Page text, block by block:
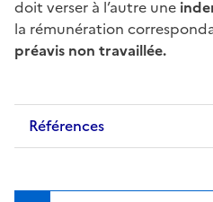
doit verser à l’autre une
la rémunération
préavis non travaillée.
Références